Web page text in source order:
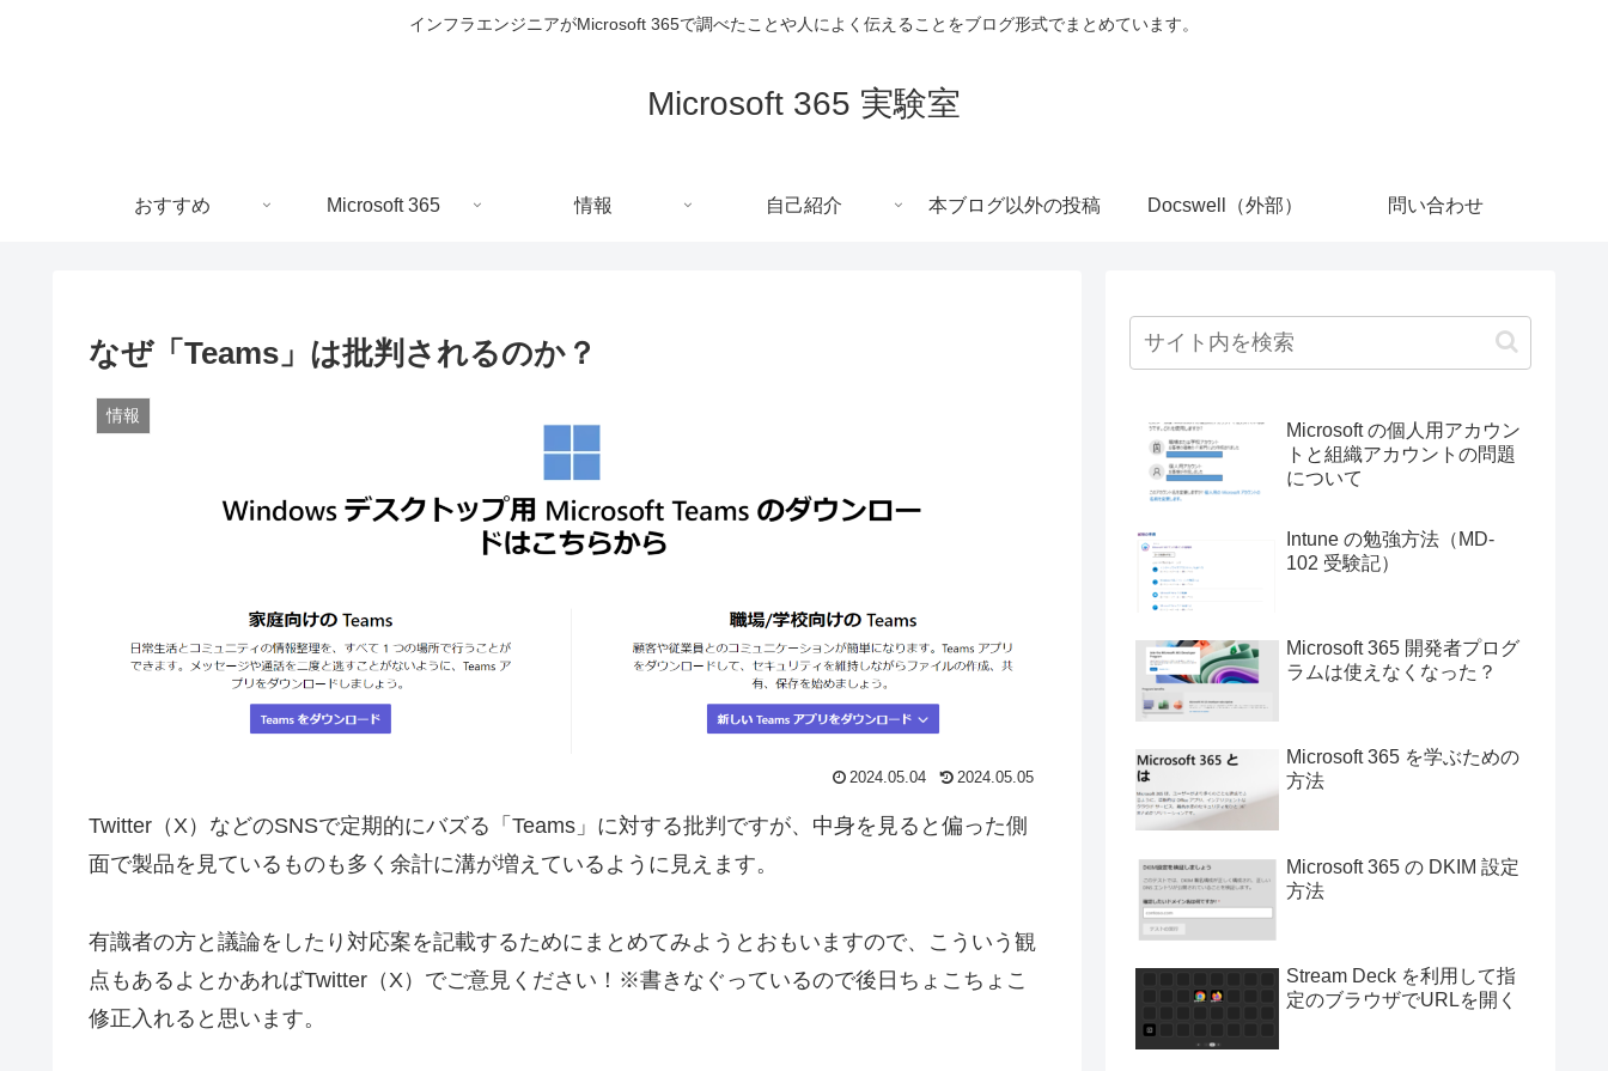
インフラエンジニアがMicrosoft 365で調べたことや人によく伝えることをブログ形式でまとめています。
Microsoft 365 実験室
おすすめ Microsoft 365 情報 自己紹介 本ブログ以外の投稿 Docswell（外部） 問い合わせ
なぜ「Teams」は批判されるのか？
情報
2024.05.04 2024.05.05
Twitter（X）などのSNSで定期的にバズる「Teams」に対する批判ですが、中身を見ると偏った側
面で製品を見ているものも多く余計に溝が増えているように見えます。
有識者の方と議論をしたり対応案を記載するためにまとめてみようとおもいますので、こういう観
点もあるよとかあればTwitter（X）でご意見ください！※書きなぐっているので後日ちょこちょこ
修正入れると思います。
Microsoft の個人用アカウン
トと組織アカウントの問題
について
Intune の勉強方法（MD-
102 受験記）
Microsoft 365 開発者プログ
ラムは使えなくなった？
Microsoft 365 を学ぶための
方法
Microsoft 365 の DKIM 設定
方法
Stream Deck を利用して指
定のブラウザでURLを開く